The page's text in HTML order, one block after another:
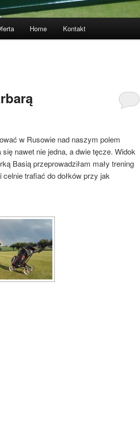
Home Kontakt
w Rusowie nad naszym polem
nawet nie jedna, a dwie tęcze. Widok
Basią przeprowadziłam mały trening
trafiać do dołków przy jak